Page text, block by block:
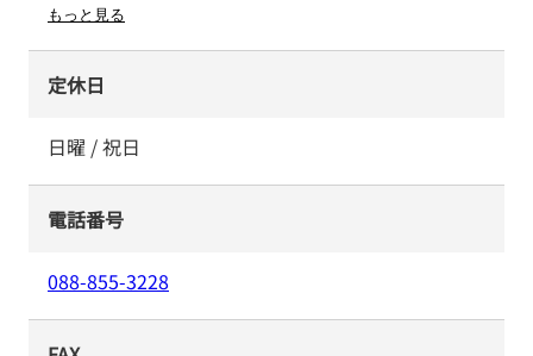
もっと見る
定休日
日曜 / 祝日
電話番号
088-855-3228